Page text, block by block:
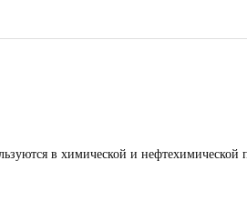
в химической и